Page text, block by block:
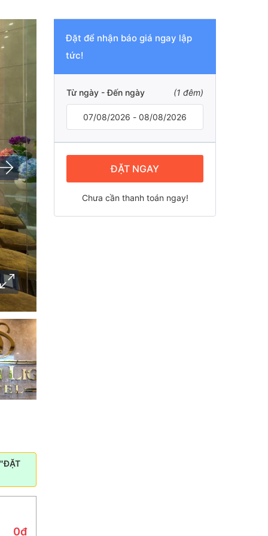
"ĐẶT
0₫
Đặt để nhận báo giá ngay lập
tức!
Từ ngày - Đến ngày (1 đêm)
ĐẶT NGAY
Chưa cần thanh toán ngay!